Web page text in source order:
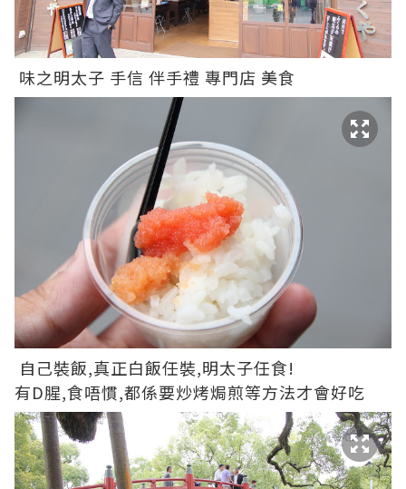
味之明太子 手信 伴手禮 專門店 美食
自己裝飯,真正白飯任裝,明太子任食!
有D腥,食唔慣,都係要炒烤焗煎等方法才會好吃